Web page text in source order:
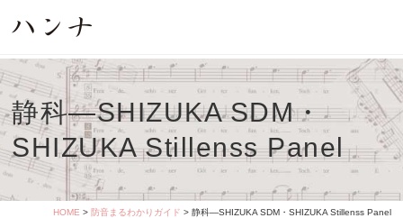
静科―SHIZUKA SDM・
SHIZUKA Stillenss Panel
HOME > 防音まるわかりガイド > 静科―SHIZUKA SDM・SHIZUKA Stillenss Panel